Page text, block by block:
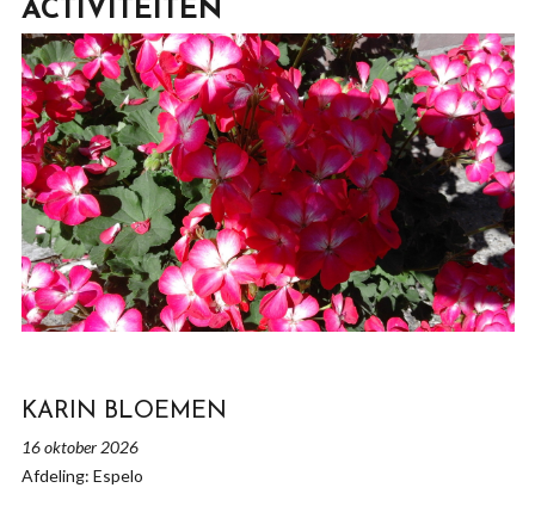
ACTIVITEITEN
KARIN BLOEMEN
16 oktober 2026
Afdeling: Espelo